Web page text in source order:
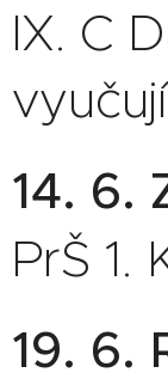
IX. C
14. 6.
PrŠ 1.
19. 6.